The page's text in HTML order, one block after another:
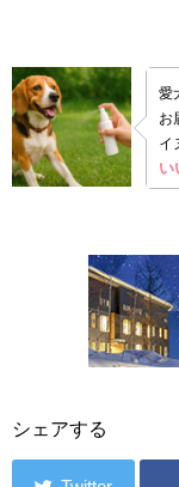
愛
お
イ
い
シェアする